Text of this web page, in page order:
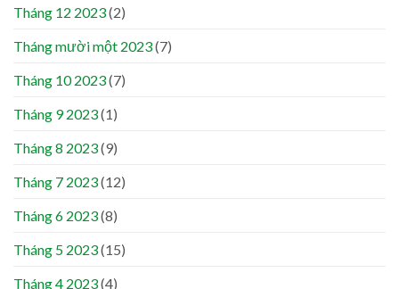
Tháng 12 2023(2)
Tháng mười một 2023(7)
Tháng 10 2023(7)
Tháng 9 2023(1)
Tháng 8 2023(9)
Tháng 7 2023(12)
Tháng 6 2023(8)
Tháng 5 2023(15)
Tháng 4 2023(4)